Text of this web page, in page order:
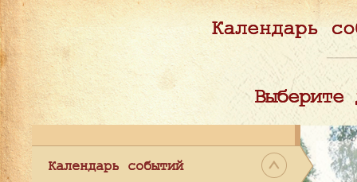
Календарь
Выберите
Календарь событий